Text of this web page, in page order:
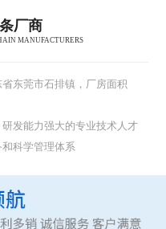
厂商
MANUFACTURERS
东莞市石排镇，厂房面积
发能力强大的专业技术人才
科学管理体系